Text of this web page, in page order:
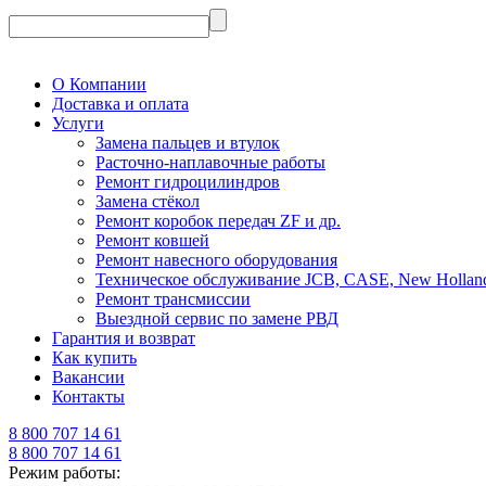
О Компании
Доставка и оплата
Услуги
Замена пальцев и втулок
Расточно-наплавочные работы
Ремонт гидроцилиндров
Замена стёкол
Ремонт коробок передач ZF и др.
Ремонт ковшей
Ремонт навесного оборудования
Техническое обслуживание JCB, CASE, New
Ремонт трансмиссии
Выездной сервис по замене РВД
Гарантия и возврат
Как купить
Вакансии
Контакты
8 800 707 14 61
8 800 707 14 61
Режим работы: